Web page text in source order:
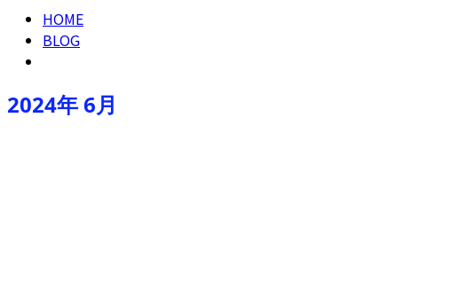
HOME
BLOG
2024年 6月